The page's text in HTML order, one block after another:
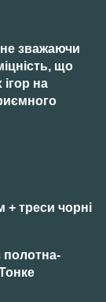
зважаючи
що
на
треси чорні
полотна-